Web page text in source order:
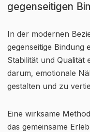
gegenseitigen
In der modernen
gegenseitige Bindung
Stabilität und Qualität
darum, emotionale
gestalten und zu
Eine wirksame
das gemeinsame